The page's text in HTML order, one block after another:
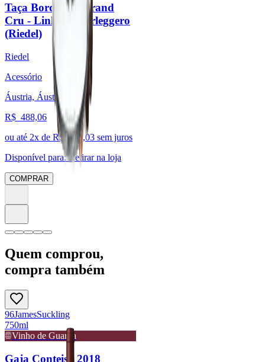
Taça Bordeaux Grand
Cru - Linha Superleggero
(Riedel)
Riedel
Acessório
Áustria, Áustria
R$ 488,06
ou até 2x de R$ 244,03 sem juros
Disponível para: Retirar na loja
COMPRAR
Quem comprou,
compra também
96JamesSuckling
750ml
Vinho de Guarda
Gaja Conteisa 2018